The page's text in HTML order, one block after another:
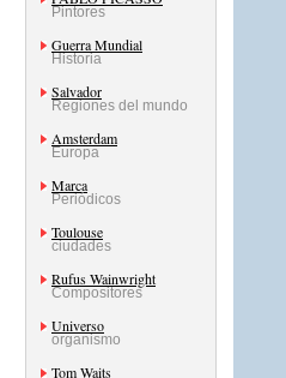
Pintores
Guerra Mundial
Historia
Salvador
Regiones del mundo
Amsterdam
Europa
Marca
Periódicos
Toulouse
ciudades
Rufus Wainwright
Compositores
Universo
organismo
Tom Waits